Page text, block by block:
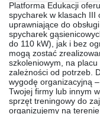
Platforma Edukacji
spycharek w klasach III
uprawniające do
spycharek
do 110 kW), jak i bez
mogą zostać
szkoleniowym, na
zależności od potrzeb.
wygodę organizacyjną
Twojej firmy lub innym
sprzęt treningowy do
organizujemy na